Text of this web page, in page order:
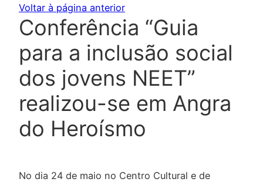
Voltar à página anterior
Conferência “Guia
para a inclusão social
dos jovens NEET”
realizou-se em Angra
do Heroísmo
No dia 24 de maio no Centro Cultural e de